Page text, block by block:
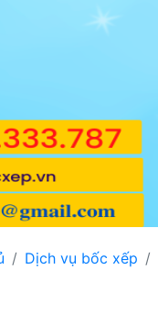
Dịch vụ bốc xếp